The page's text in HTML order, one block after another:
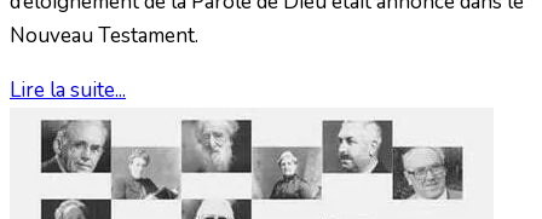
Nouveau Testament.
Lire la suite...